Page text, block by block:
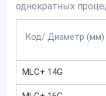
однократных
Код/ Диаметр (мм)
MLC+ 14G